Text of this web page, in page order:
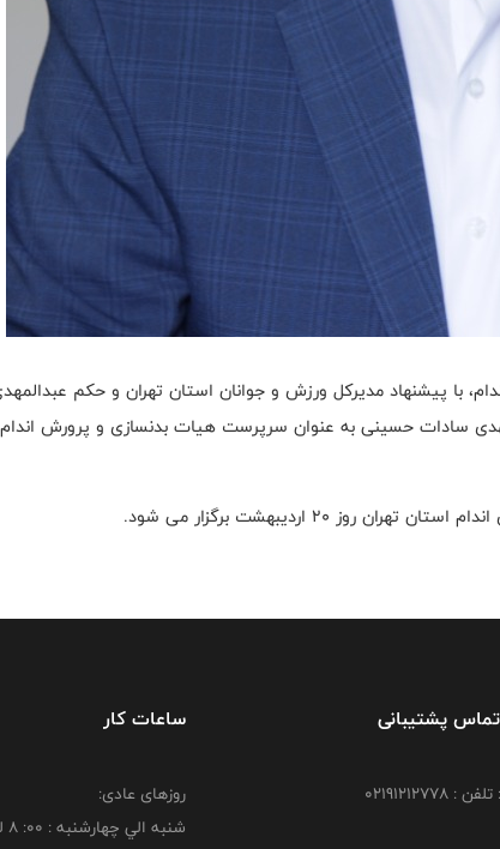
با پيشنهاد مديركل ورزش و جوانان استان تهران و حكم
سادات حسينى به عنوان سرپرست هيات بدنسازى و پرورش اندام
٢٠ ارديبهشت برگزار مى شود.
پشتیبانی
02191212778
ساعات کار
روزهای عادی:
شنبه الي چهارشنبه : 00: 8 لغايت 16:00